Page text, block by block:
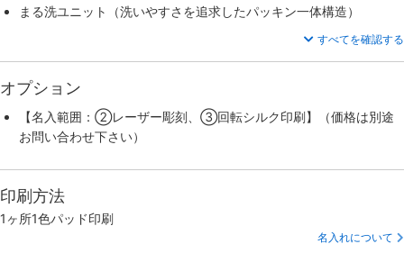
まる洗ユニット（洗いやすさを追求したパッキン一体構造）
すべてを確認する
オプション
【名入範囲：②レーザー彫刻、③回転シルク印刷】（価格は別途
お問い合わせ下さい）
印刷方法
1ヶ所1色パッド印刷
名入れについて